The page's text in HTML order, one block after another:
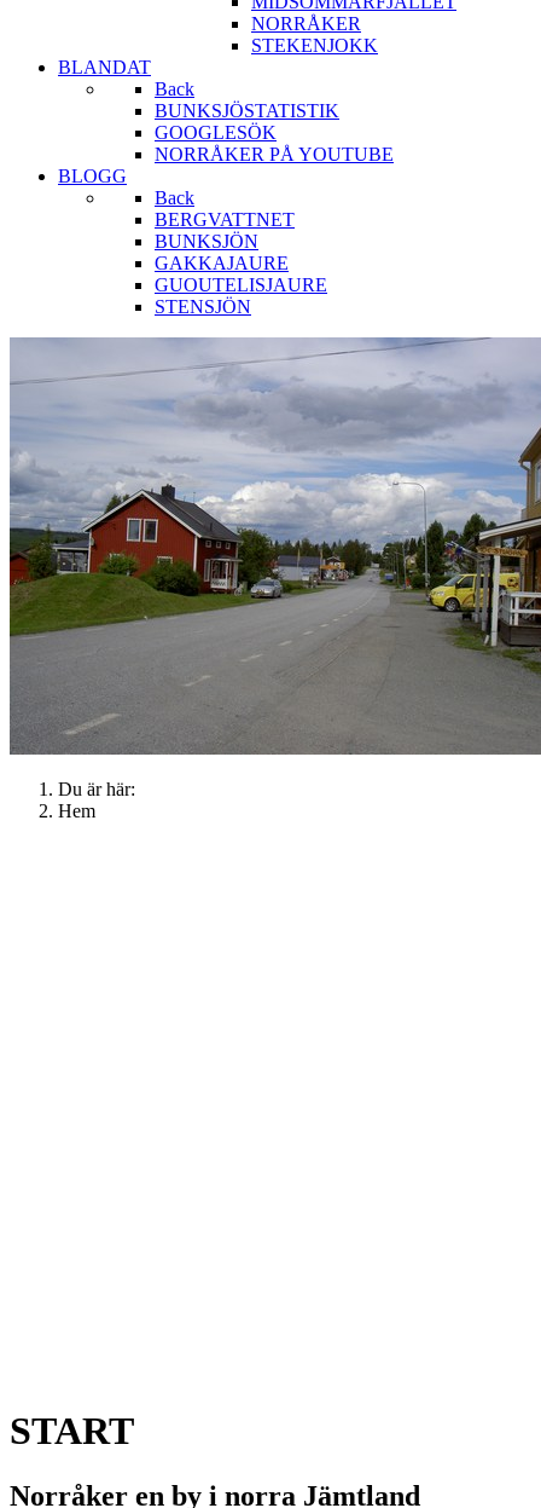
NORRÅKER
STEKENJOKK
BLANDAT
Back
BUNKSJÖSTATISTIK
GOOGLESÖK
NORRÅKER PÅ YOUTUBE
BLOGG
Back
BERGVATTNET
BUNKSJÖN
GAKKAJAURE
GUOUTELISJAURE
STENSJÖN
Du är här:
Hem
START
Norråker en by i norra Jämtland